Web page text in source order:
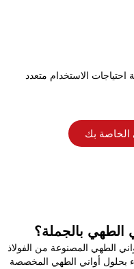
الاستخدام متعدد
بك
الطهي بالجملة؟
الطهي المصنوعة من الفولاذ
بحلول أواني الطهي المخصصة